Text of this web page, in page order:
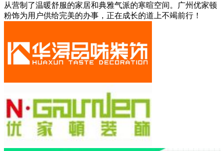
从营制了温暖舒服的家居和典雅气派的寒暄空间。广州优家顿
粉饰为用户供给完美的办事，正在成长的道上不竭前行！